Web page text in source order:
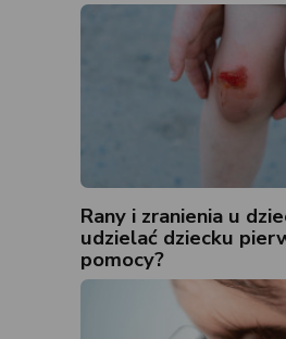
Rany i zranienia u
udzielać dziecku
pomocy?